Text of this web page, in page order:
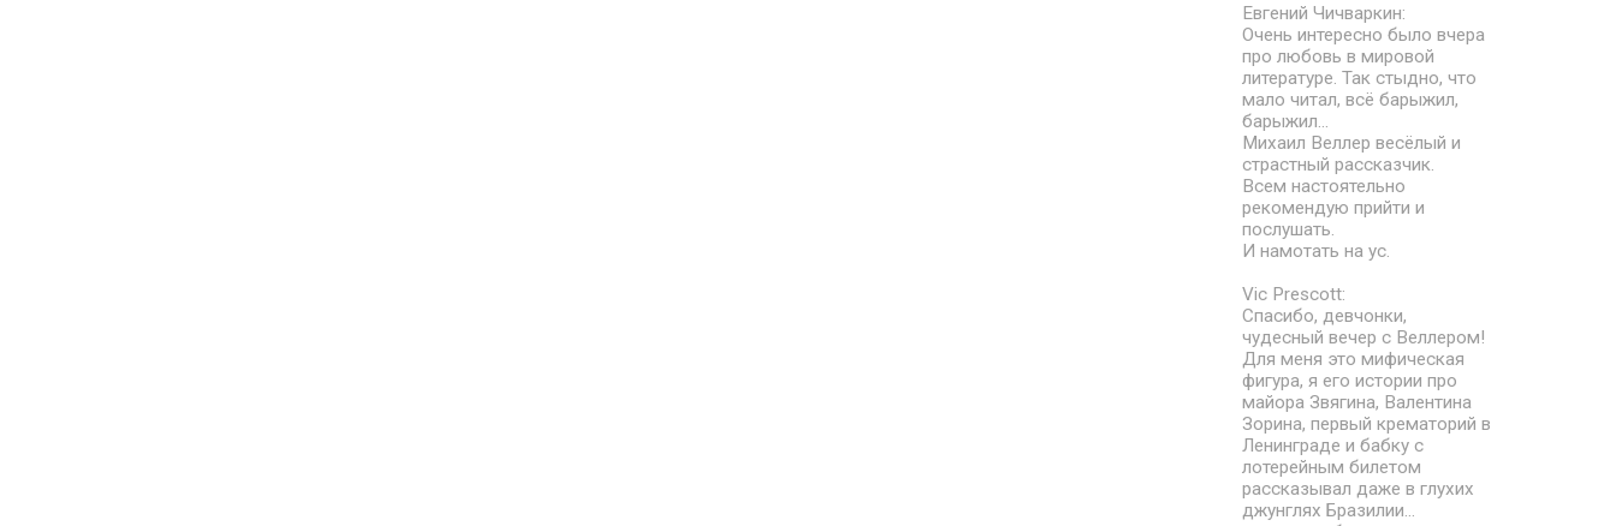
Евгений Чичваркин:
Очень интересно было вчера
про любовь в мировой
литературе. Так стыдно, что
мало читал, всё барыжил,
барыжил...
Михаил Веллер весёлый и
страстный рассказчик.
Всем настоятельно
рекомендую прийти и
послушать.
И намотать на ус.
Vic Prescott:
Спасибо, девчонки,
чудесный вечер с Веллером!
Для меня это мифическая
фигура, я его истории про
майора Звягина, Валентина
Зорина, первый крематорий в
Ленинграде и бабку с
лотерейным билетом
рассказывал даже в глухих
джунглях Бразилии...